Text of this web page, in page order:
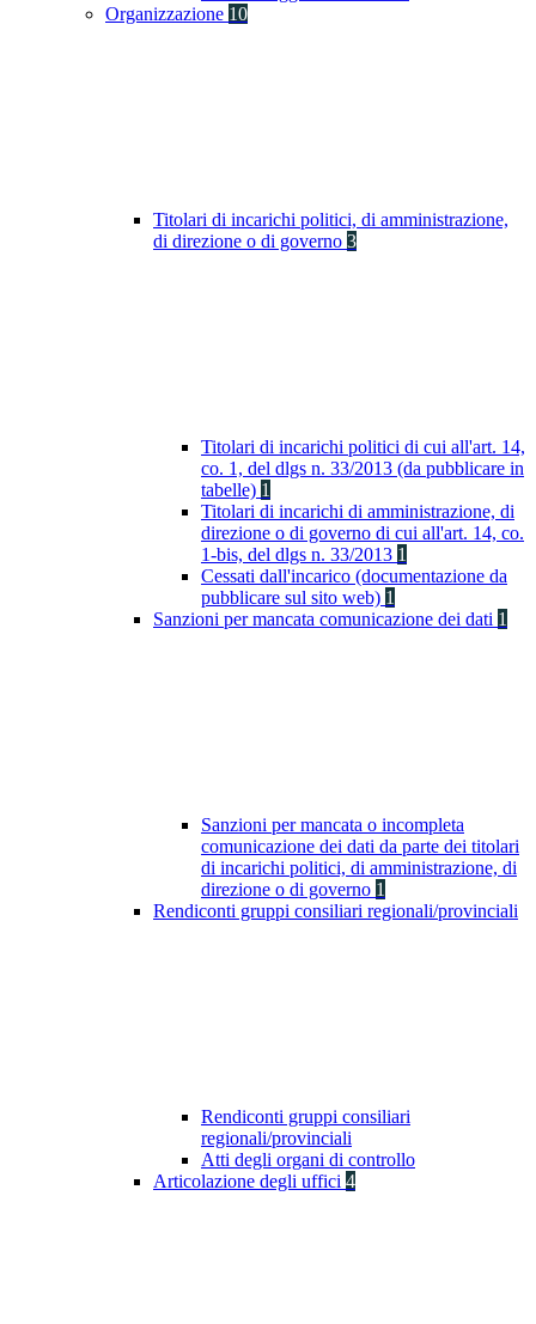
Organizzazione 10
Titolari di incarichi politici, di amministrazione,
di direzione o di governo 3
Titolari di incarichi politici di cui all'art. 14,
co. 1, del dlgs n. 33/2013 (da pubblicare in
tabelle) 1
Titolari di incarichi di amministrazione, di
direzione o di governo di cui all'art. 14, co.
1-bis, del dlgs n. 33/2013 1
Cessati dall'incarico (documentazione da
pubblicare sul sito web) 1
Sanzioni per mancata comunicazione dei dati 1
Sanzioni per mancata o incompleta
comunicazione dei dati da parte dei titolari
di incarichi politici, di amministrazione, di
direzione o di governo 1
Rendiconti gruppi consiliari regionali/provinciali
Rendiconti gruppi consiliari
regionali/provinciali
Atti degli organi di controllo
Articolazione degli uffici 4